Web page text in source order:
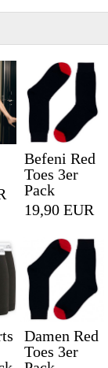
Befeni Red
Toes 3er
Pack
19,90 EUR
Damen Red
Toes 3er